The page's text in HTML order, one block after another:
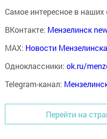
Самое интересное в
ВКонтакте: Мензелинск
MAX: Новости
Одноклассники: ok.ru/
Telegram-канал:
Перейти на